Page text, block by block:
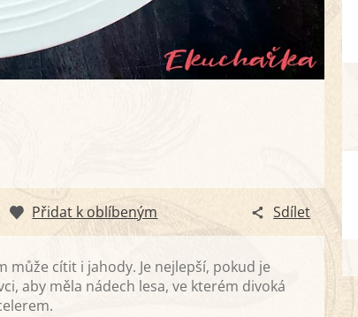
Přidat k oblíbeným Sdílet
může cítit i jahody. Je nejlepší, pokud je
aby měla nádech lesa, ve kterém divoká